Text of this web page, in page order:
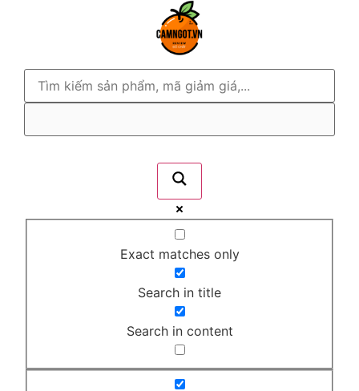
Exact matches only
Search in title
Search in content